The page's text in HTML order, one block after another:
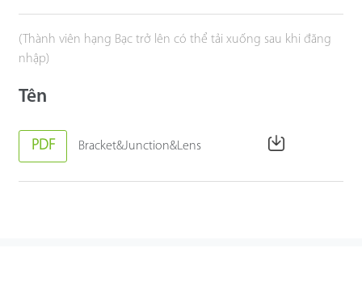
(Thành viên hạng Bạc trở lên có thể tải xuống sau khi đăng
nhập)
Tên
PDF Bracket&Junction&Lens